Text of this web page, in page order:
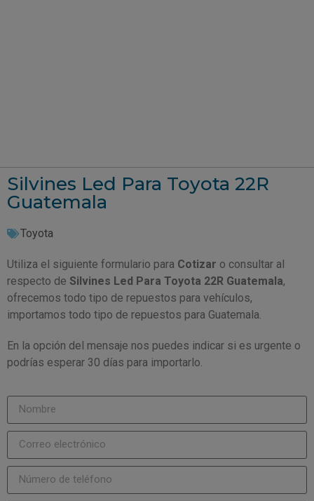
Silvines Led Para Toyota 22R
Guatemala
Toyota
Utiliza el siguiente formulario para Cotizar o consultar al
respecto de Silvines Led Para Toyota 22R Guatemala,
ofrecemos todo tipo de repuestos para vehículos,
importamos todo tipo de repuestos para Guatemala.
En la opción del mensaje nos puedes indicar si es urgente o
podrías esperar 30 días para importarlo.